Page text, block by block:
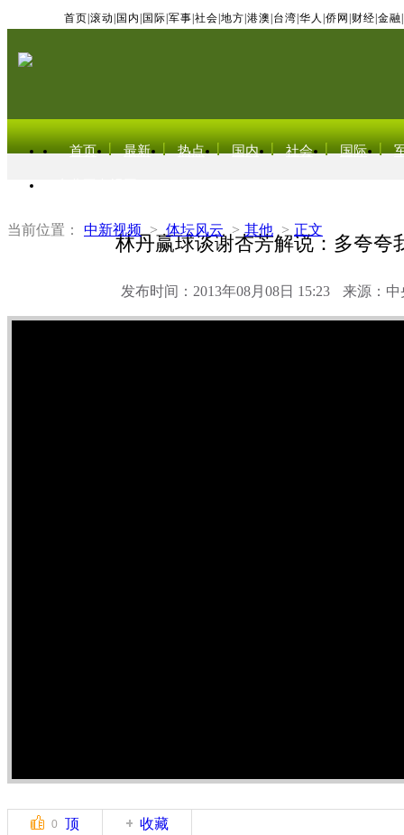
首页 滚动 国内 国际 军事 社会 地方 港澳 台湾 华人 侨网 财经 金融
首页 最新 热点 国内 社会 国际
当前位置： 中新视频 > 体坛风云 > 其他 > 正文
林丹赢球谈谢杏芳解说：多夸夸
发布时间：2013年08月08日 15:23 来源：中
0 顶 收藏